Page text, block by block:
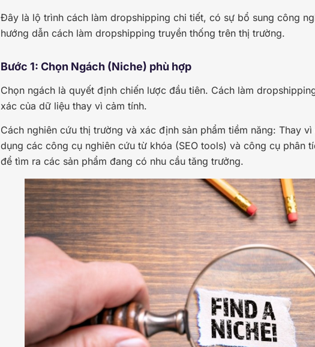
Đây là lộ trình cách làm dropshipping chi tiết, có sự bổ sung công
hướng dẫn cách làm dropshipping truyền thống trên thị trường.
Bước 1: Chọn Ngách (Niche) phù hợp
Chọn ngách là quyết định chiến lược đầu tiên. Cách làm
xác của dữ liệu thay vì cảm tính.
Cách nghiên cứu thị trường và xác định sản phẩm tiềm năng: Thay
dụng các công cụ nghiên cứu từ khóa (SEO tools) và công cụ phân
để tìm ra các sản phẩm đang có nhu cầu tăng trưởng.